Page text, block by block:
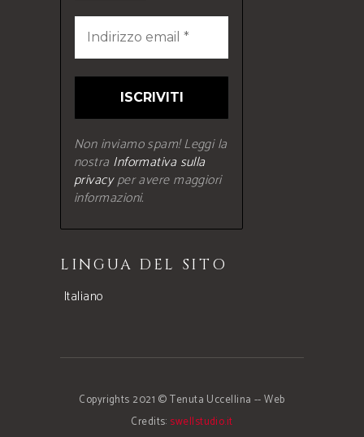
Non inviamo spam! Leggi la
nostra Informativa sulla
privacyper avere maggiori
informazioni.
LINGUA DEL SITO
Italiano
Copyrights 2021 © Tenuta Uccellina --Web
Credits: swellstudio.it